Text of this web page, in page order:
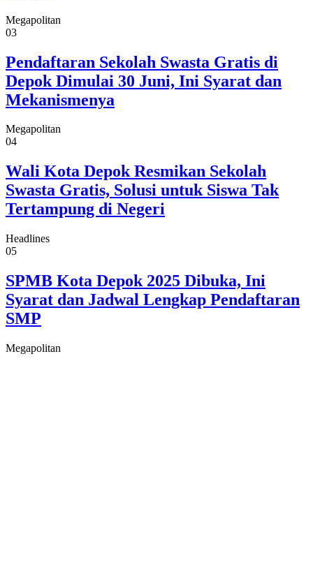
Megapolitan
03
Pendaftaran Sekolah Swasta Gratis di
Depok Dimulai 30 Juni, Ini Syarat dan
Mekanismenya
Megapolitan
04
Wali Kota Depok Resmikan Sekolah
Swasta Gratis, Solusi untuk Siswa Tak
Tertampung di Negeri
Headlines
05
SPMB Kota Depok 2025 Dibuka, Ini
Syarat dan Jadwal Lengkap Pendaftaran
SMP
Megapolitan